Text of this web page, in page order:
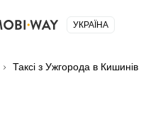
УКРАЇНА
Таксі з Ужгорода в Кишинів